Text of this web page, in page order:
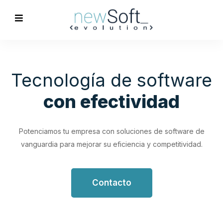
Optimización de
Procesos
Empresariales
trabajo.